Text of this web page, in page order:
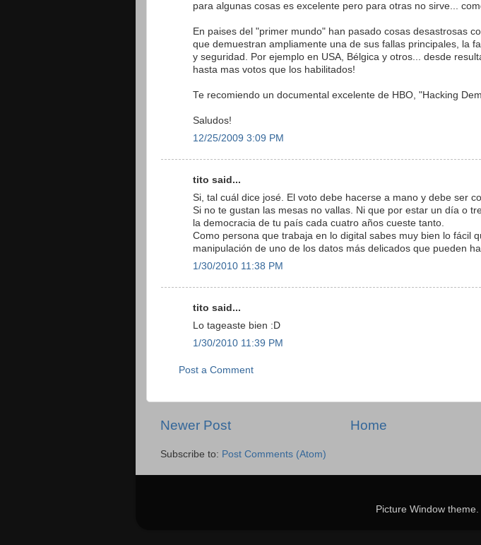
para algunas cosas es excelente pero para otras no sirve...
En paises del "primer mundo" han pasado cosas desastrosas
que demuestran ampliamente una de sus fallas principales, la
y seguridad. Por ejemplo en USA, Bélgica y otros... desde
hasta mas votos que los habilitados!
Te recomiendo un documental excelente de HBO, "Hacking
Saludos!
12/25/2009 3:09 PM
tito said...
Si, tal cuál dice josé. El voto debe hacerse a mano y debe ser
Si no te gustan las mesas no vallas. Ni que por estar un día o
la democracia de tu país cada cuatro años cueste tanto.
Como persona que trabaja en lo digital sabes muy bien lo fácil
manipulación de uno de los datos más delicados que pueden
1/30/2010 11:38 PM
tito said...
Lo tageaste bien :D
1/30/2010 11:39 PM
Post a Comment
Newer Post Home
Subscribe to: Post Comments (Atom)
Picture Window